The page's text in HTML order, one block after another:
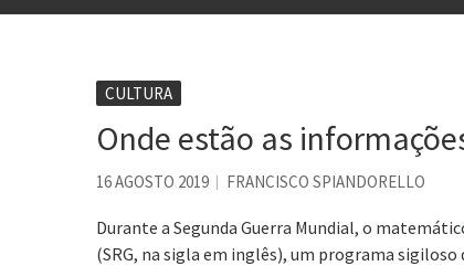
Voto obrigatório é
A construção da
CULTURA
Onde estão as
16 AGOSTO 2019 FRANCISCO SPIANDORELLO
Durante a Segunda Guerra Mundial, o
(SRG, na sigla em inglês), um programa